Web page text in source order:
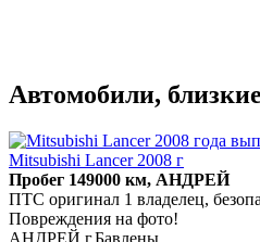
Автомобили,
Mitsubishi Lancer 2008 г
Пробег 149000 км, АНДРЕЙ
ПТС оригинал 1 владелец,
Повреждения на фото!
АНДРЕЙ г.Бавлены